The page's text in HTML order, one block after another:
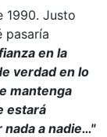
1990. Justo
pasaría
en la
verdad en lo
mantenga
estará
a nadie…"